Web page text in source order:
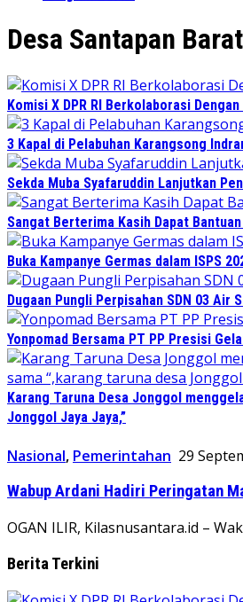
Desa Santapan Barat
Komisi X DPR RI Berkolaborasi
3 Kapal di Pelabuhan Karangsong
Sekda Muba Syafaruddin Lanjutkan
Sangat Berterima Kasih Dapat
Buka Kampanye Germas dalam ISPS
Dugaan Pungli Perpisahan SDN 03 Air
Yonpomad Bersama PT PP Presisi
Karang Taruna Desa Jonggol
Jonggol Jaya Jaya,”
Nasional, Pemerintahan 29
Wabup Ardani Hadiri Peringatan
OGAN ILIR, Kilasnusantara.id –
Berita Terkini